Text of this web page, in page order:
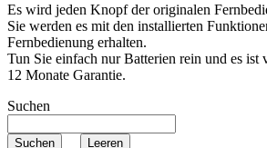
Es wird jeden Knopf der originalen
Sie werden es mit den installierten
Fernbedienung erhalten.
Tun Sie einfach nur Batterien rein und es ist
12 Monate Garantie.
Suchen